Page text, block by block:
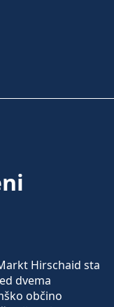
Hirschaid sta
dvema
občino